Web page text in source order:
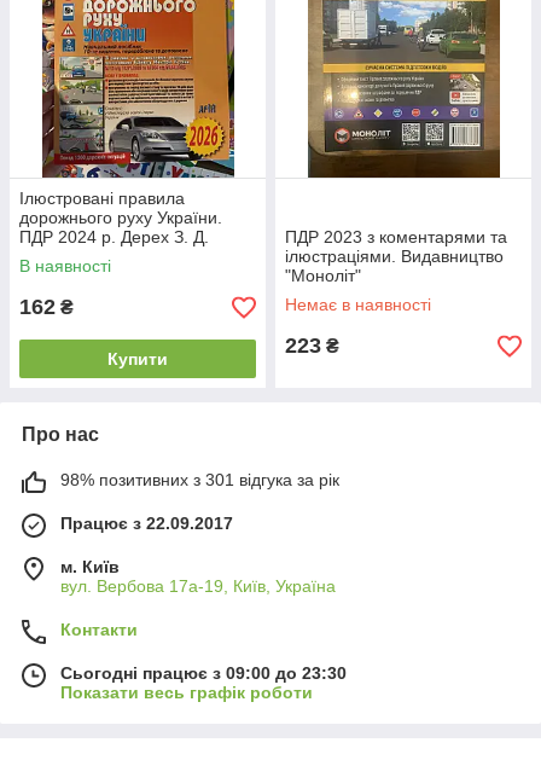
Ілюстровані правила
дорожнього руху України.
ПДР 2024 р. Дерех З. Д.
,Заворицький Ю. Є.
Видавництво "Арій"
В наявності
162 ₴
Купити
ПДР 2023 з коментарями та
ілюстраціями. Видавництво
"Моноліт"
Немає в наявності
223 ₴
Про нас
98% позитивних з 301 відгука за рік
Працює з 22.09.2017
м. Київ
вул. Вербова 17а-19, Київ, Україна
Контакти
Сьогодні працює з 09:00 до 23:30
Показати весь графік роботи